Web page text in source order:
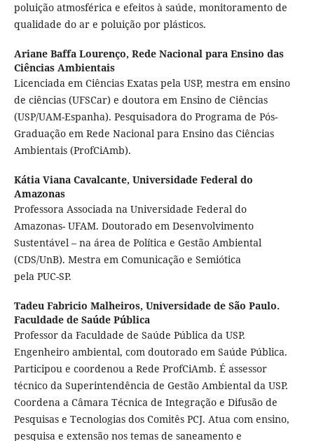
poluição atmosférica e efeitos à saúde, monitoramento de
qualidade do ar e poluição por plásticos.
Ariane Baffa Lourenço, Rede Nacional para Ensino das
Ciências Ambientais
Licenciada em Ciências Exatas pela USP, mestra em ensino
de ciências (UFSCar) e doutora em Ensino de Ciências
(USP/UAM-Espanha). Pesquisadora do Programa de Pós-
Graduação em Rede Nacional para Ensino das Ciências
Ambientais (ProfCiAmb).
Kátia Viana Cavalcante, Universidade Federal do
Amazonas
Professora Associada na Universidade Federal do
Amazonas- UFAM. Doutorado em Desenvolvimento
Sustentável – na área de Política e Gestão Ambiental
(CDS/UnB). Mestra em Comunicação e Semiótica
pela PUC-SP.
Tadeu Fabricio Malheiros, Universidade de São Paulo.
Faculdade de Saúde Pública
Professor da Faculdade de Saúde Pública da USP.
Engenheiro ambiental, com doutorado em Saúde Pública.
Participou e coordenou a Rede ProfCiAmb. É assessor
técnico da Superintendência de Gestão Ambiental da USP.
Coordena a Câmara Técnica de Integração e Difusão de
Pesquisas e Tecnologias dos Comitês PCJ. Atua com ensino,
pesquisa e extensão nos temas de saneamento e